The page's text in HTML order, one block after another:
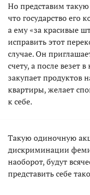
Но представим
что государство его
а ему «за красивые
исправить этот
случае. Он
счету, а после везет
закупает продуктов
квартиры, желает
к себе.
Такую одиночную
дискриминации
наоборот, будут
представить себе